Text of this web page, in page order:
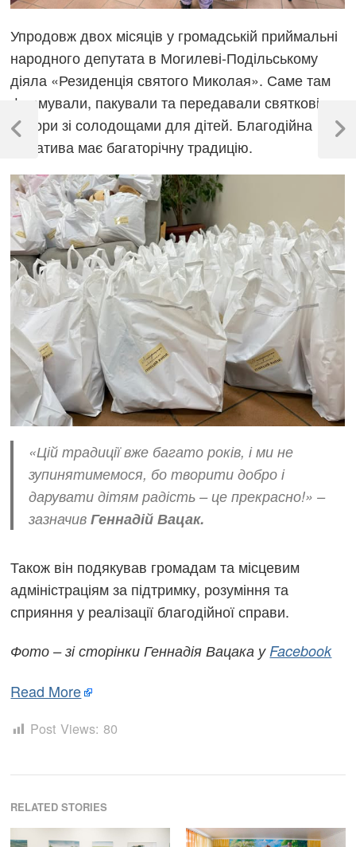
Упродовж двох місяців у громадській приймальні
народного депутата в Могилеві-Подільському
діяла «Резиденція святого Миколая». Саме там
формували, пакували та передавали святкові
набори зі солодощами для дітей. Благодійна
ініціатива має багаторічну традицію.
«Цій традиції вже багато років, і ми не
зупинятимемося, бо творити добро і
дарувати дітям радість – це прекрасно!» –
зазначив Геннадій Вацак.
Також він подякував громадам та місцевим
адміністраціям за підтримку, розуміння та
сприяння у реалізації благодійної справи.
Фото – зі сторінки Геннадія Вацака уFacebook
Read More
Post Views: 80
RELATED STORIES
Навігація
записів
Previous
Next